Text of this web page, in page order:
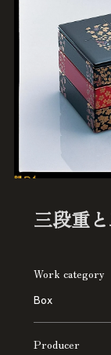
三段重
Work category
Box
Producer